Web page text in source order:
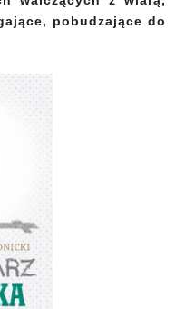
pobudzające do